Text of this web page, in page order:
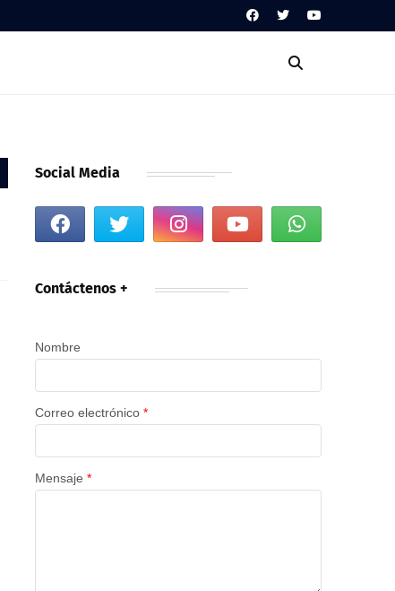
Social Media
Contáctenos +
Nombre
Correo electrónico *
Mensaje *